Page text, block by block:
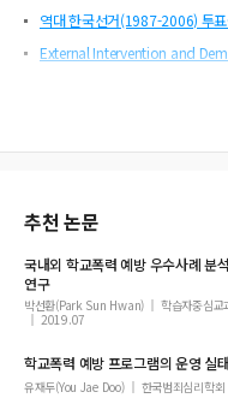
역대 한국선거(1987-2006) 투표
External Intervention and
과학기술과 시민사회 정치패러
동아시아 경제통합의 현황과 논
추천 논문
국내외 학교폭력예방 우수사례 분
연구
박선환(Park Sun Hwan) 학습자중심교
2019.07
학교폭력 예방 프로그램의 운영 실
유재두(You Jae Doo) 한국범죄심리학회